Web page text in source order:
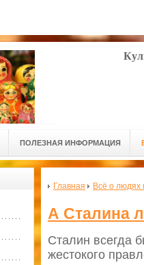
ПОЛЕЗНАЯ ИНФОРМАЦИЯ
Главная Всё о людях
А Сталина
Сталин всегда
жестокого